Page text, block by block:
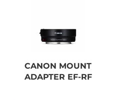
CANON MOUNT
ADAPTER EF-RF